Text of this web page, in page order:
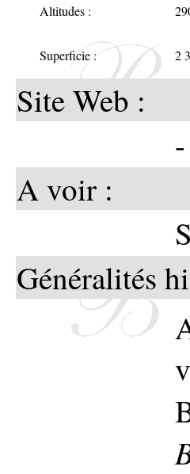
Altitudes :
Superficie : 2
Site Web :
-
A voir :
Généralités